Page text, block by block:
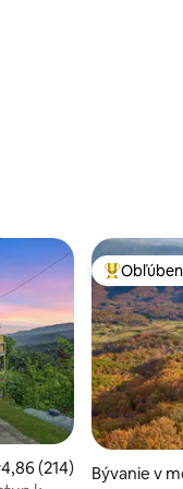
124
ohodnotenie
4,86 (214)
Bývanie v